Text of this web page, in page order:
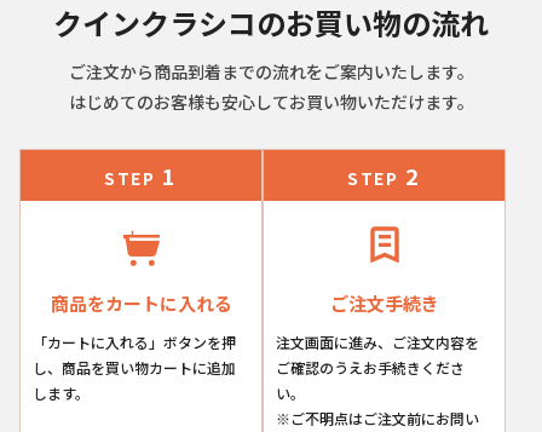
バック・小物
製法
クインクラシコのお買い物の流れ
ご注文から商品到着までの流れをご案内いたします。
はじめてのお客様も安心してお買い物いただけます。
STEP 1
商品をカートに入れる
「カートに入れる」ボタンを押
し、商品を買い物カートに追加
します。
STEP 2
ご注文手続き
注文画面に進み、ご注文内容を
ご確認のうえお手続きくださ
い。
※ご不明点はご注文前にお問い